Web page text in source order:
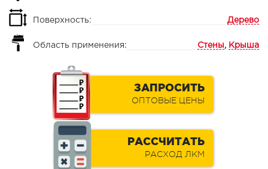
Поверхность: Дерево
Область применения: Стены , Крыша
ЗАПРОСИТЬ
ОПТОВЫЕ ЦЕНЫ
РАССЧИТАТЬ
РАСХОД ЛКМ